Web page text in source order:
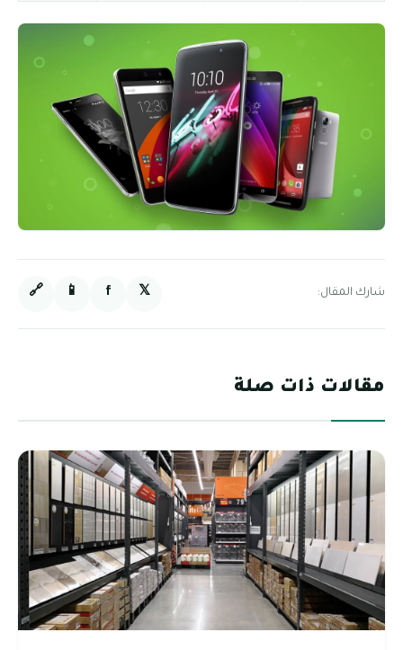
شارك المقال: 𝕏
f
📱
🔗
مقالات ذات صلة